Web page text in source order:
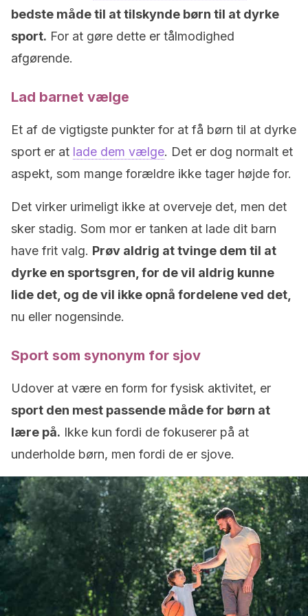
bedste måde til at tilskynde børn til at dyrke
sport. For at gøre dette er tålmodighed
afgørende.
Lad barnet vælge
Et af de vigtigste punkter for at få børn til at dyrke
sport er at lade dem vælge. Det er dog normalt et
aspekt, som mange forældre ikke tager højde for.
Det virker urimeligt ikke at overveje det, men det
sker stadig. Som mor er tanken at lade dit barn
have frit valg. Prøv aldrig at tvinge dem til at
dyrke en sportsgren, for de vil aldrig kunne
lide det, og de vil ikke opnå fordelene ved det,
nu eller nogensinde.
Sport som synonym for sjov
Udover at være en form for fysisk aktivitet, er
sport den mest passende måde for børn at
lære på. Ikke kun fordi de fokuserer på at
underholde børn, men fordi de er sjove.